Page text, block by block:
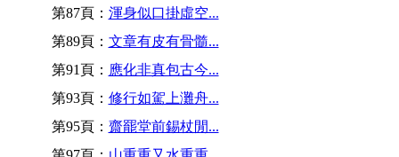
第87頁： 渾身似口掛虛空...
第89頁： 文章有皮有骨髓...
第91頁： 應化非真包古今...
第93頁： 修行如駕上灘舟...
第95頁： 齋罷堂前錫杖閒...